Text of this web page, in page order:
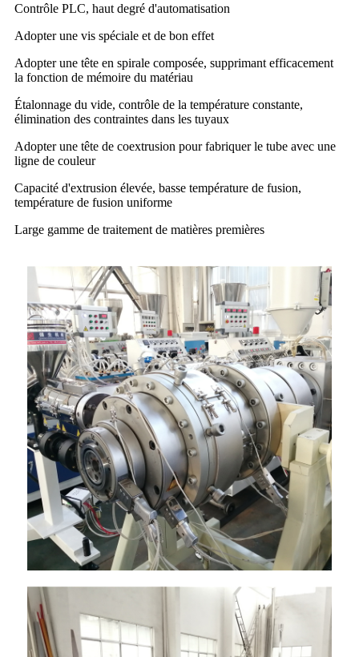
Contrôle PLC, haut degré d'automatisation
Adopter une vis spéciale et de bon effet
Adopter une tête en spirale composée, supprimant efficacement
la fonction de mémoire du matériau
Étalonnage du vide, contrôle de la température constante,
élimination des contraintes dans les tuyaux
Adopter une tête de coextrusion pour fabriquer le tube avec une
ligne de couleur
Capacité d'extrusion élevée, basse température de fusion,
température de fusion uniforme
Large gamme de traitement de matières premières